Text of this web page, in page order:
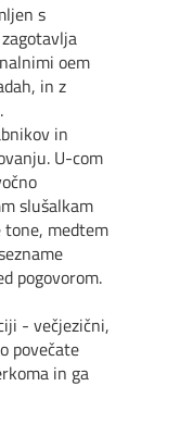
s
oem
in z
in
U-com
slušalkam
tone, medtem
pogovorom.
- večjezični,
povečate
in ga